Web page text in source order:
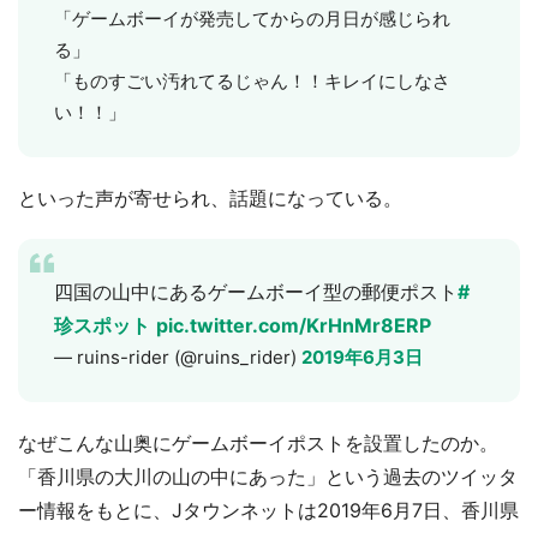
「ゲームボーイが発売してからの月日が感じられ
る」
「ものすごい汚れてるじゃん！！キレイにしなさ
い！！」
といった声が寄せられ、話題になっている。
四国の山中にあるゲームボーイ型の郵便ポスト #
珍スポット pic.twitter.com/KrHnMr8ERP
— ruins-rider (@ruins_rider) 2019年6月3日
なぜこんな山奥にゲームボーイポストを設置したのか。
「香川県の大川の山の中にあった」という過去のツイッタ
ー情報をもとに、Jタウンネットは2019年6月7日、香川県